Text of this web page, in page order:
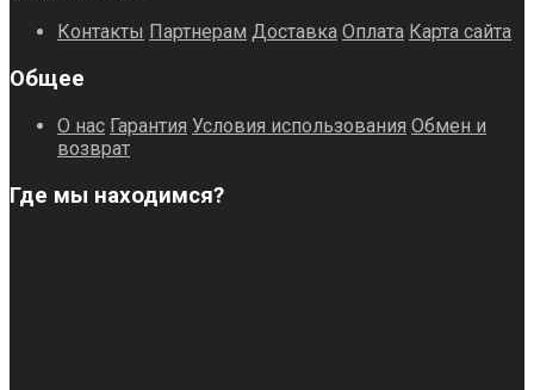
Контакты Партнерам Доставка Оплата Карта сайта
Общее
О нас Гарантия Условия использования Обмен и
возврат
Где мы находимся?